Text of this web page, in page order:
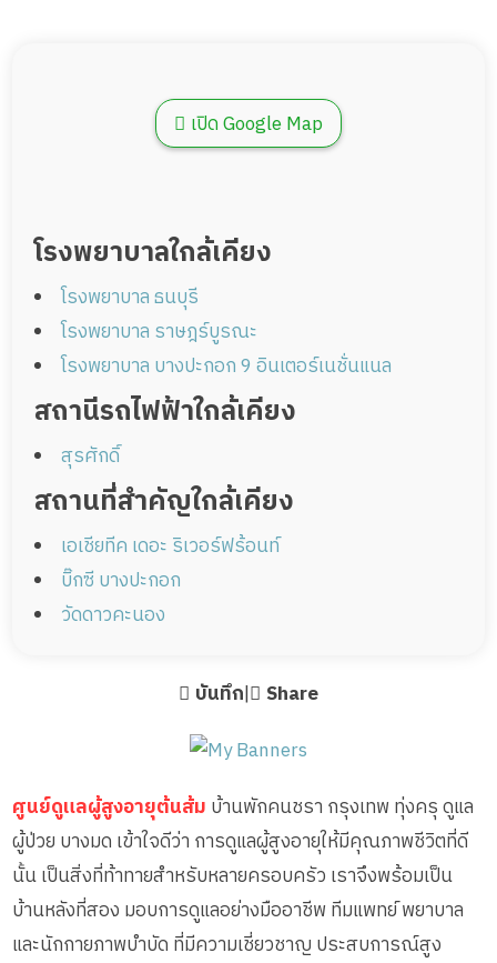
เปิด Google Map
โรงพยาบาลใกล้เคียง
โรงพยาบาล ธนบุรี
โรงพยาบาล ราษฎร์บูรณะ
โรงพยาบาล บางปะกอก 9 อินเตอร์เนชั่นแนล
สถานีรถไฟฟ้าใกล้เคียง
สุรศักดิ์
สถานที่สำคัญใกล้เคียง
เอเชียทีค เดอะ ริเวอร์ฟร้อนท์
บิ๊กซี บางปะกอก
วัดดาวคะนอง
บันทึก| Share
ศูนย์ดูแลผู้สูงอายุต้นส้ม บ้านพักคนชรา กรุงเทพ ทุ่งครุ ดูแล
ผู้ป่วย บางมด เข้าใจดีว่า การดูแลผู้สูงอายุให้มีคุณภาพชีวิตที่ดี
นั้น เป็นสิ่งที่ท้าทายสำหรับหลายครอบครัว เราจึงพร้อมเป็น
บ้านหลังที่สอง มอบการดูแลอย่างมืออาชีพ ทีมแพทย์ พยาบาล
และนักกายภาพบำบัด ที่มีความเชี่ยวชาญ ประสบการณ์สูง